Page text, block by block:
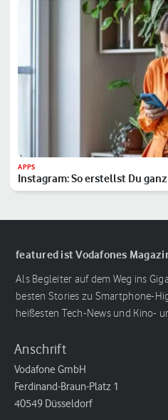
APPS
Instagram: So erstellst Du
featured ist Vodafones
Als Begleiter auf dem Weg ins
besten Stories zu Smartphone-
heißesten Tech-News und Kino-
Anschrift
Vodafone GmbH
Ferdinand-Braun-Platz 1
40549 Düsseldorf